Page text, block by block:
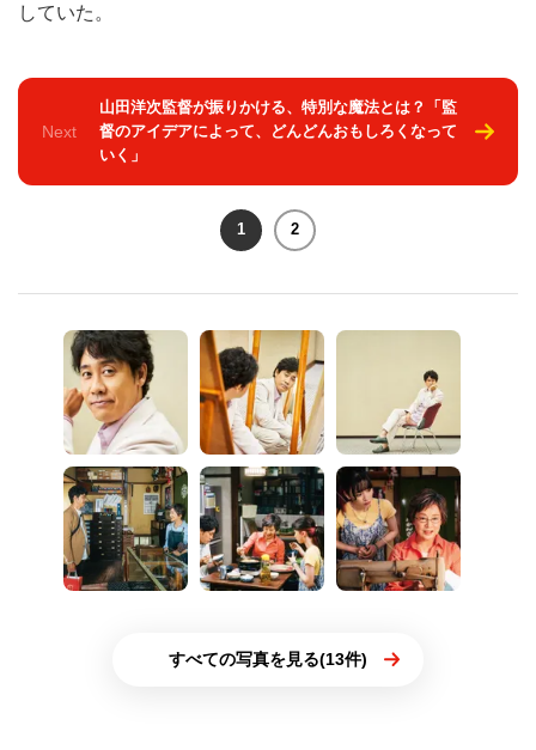
していた。
Next
山田洋次監督が振りかける、特別な魔法とは？「監
督のアイデアによって、どんどんおもしろくなって
いく」
1 2
すべての写真を見る(13件)